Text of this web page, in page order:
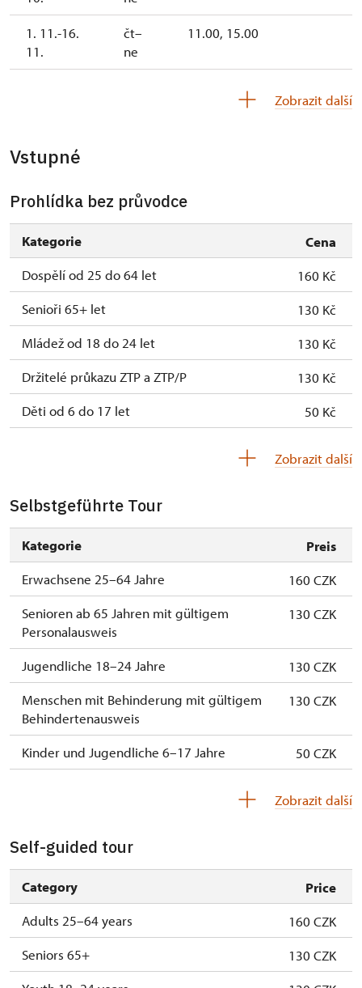
1. 11.-16.
11.
čt–
ne
11.00, 15.00
11.00, 15.00
Zobrazit další
Vstupné
Prohlídka bez průvodce
Kategorie
Cena
Dospělí od 25 do 64 let
160 Kč
Senioři 65+ let
130 Kč
Mládež od 18 do 24 let
130 Kč
Držitelé průkazu ZTP a ZTP/P
130 Kč
Děti od 6 do 17 let
50 Kč
Pedagogický dozor (pro školní skupiny 1
osoba na 10 dětí)
Průvodce organizované skupiny (1 osoba
pro celou skupinu min. 15 osob)
Zdarma
Zobrazit další
Selbstgeführte Tour
Kategorie
Preis
Erwachsene 25–64 Jahre
160 CZK
Senioren ab 65 Jahren mit gültigem
Personalausweis
130 CZK
Jugendliche 18–24 Jahre
130 CZK
Menschen mit Behinderung mit gültigem
Behindertenausweis
130 CZK
Kinder und Jugendliche 6–17 Jahre
50 CZK
Begleitperson von Schülergruppen pro 15
Schülern
Reiseleiter mit Reisegruppe ab 15 oder
mehr Personen
Kostenlos
Zobrazit další
Self-guided tour
Category
Price
Adults 25–64 years
160 CZK
Seniors 65+
130 CZK